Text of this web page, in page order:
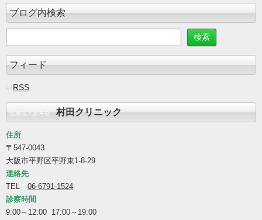
ブログ内検索
フィード
RSS
医療法人富寿会村田クリニック
住所
〒547-0043
大阪市平野区平野東1-8-29
連絡先
TEL 06-6791-1524
診察時間
9:00～12:00 17:00～19:00